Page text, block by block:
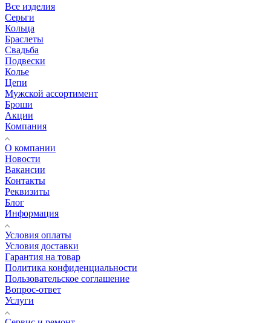
Все изделия
Серьги
Кольца
Браслеты
Свадьба
Подвески
Колье
Цепи
Мужской ассортимент
Броши
Акции
Компания
О компании
Новости
Вакансии
Контакты
Реквизиты
Блог
Информация
Условия оплаты
Условия доставки
Гарантия на товар
Политика конфиденциальности
Пользовательское соглашение
Вопрос-ответ
Услуги